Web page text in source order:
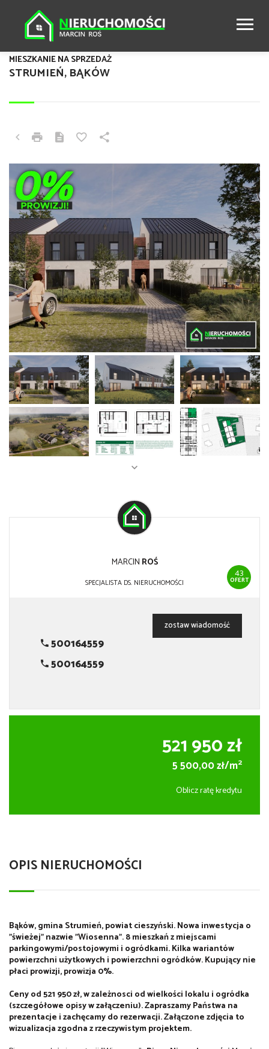
STRUMIEŃ, BĄKÓW
MIESZKANIE NA SPRZEDAŻ
43
OFERT
MARCIN ROŚ
SPECJALISTA DS. NIERUCHOMOŚCI
500164559
500164559
zostaw wiadomość
521 950 zł
5 500,00 zł/m2
Oblicz ratę kredytu
OPIS NIERUCHOMOŚCI
Bąków, gmina Strumień, powiat cieszyński. Nowa inwestycja o
"świeżej" nazwie "Wiosenna". 8 mieszkań z miejscami
parkingowymi/postojowymi i ogródkami. Kilka wariantów
powierzchni użytkowych i powierzchni ogródków. Kupujący nie
płaci prowizji, prowizja 0%.
Ceny od 521 950 zł, w zależnosci od wielkości lokalu i ogródka
(szczegółowe opisy w załączeniu). Zapraszamy Państwa na
prezentacje i zachęcamy do rezerwacji. Załączone zdjęcia to
wizualizacja zgodna z rzeczywistym projektem.